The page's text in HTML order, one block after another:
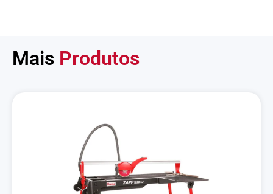
Mais Produtos